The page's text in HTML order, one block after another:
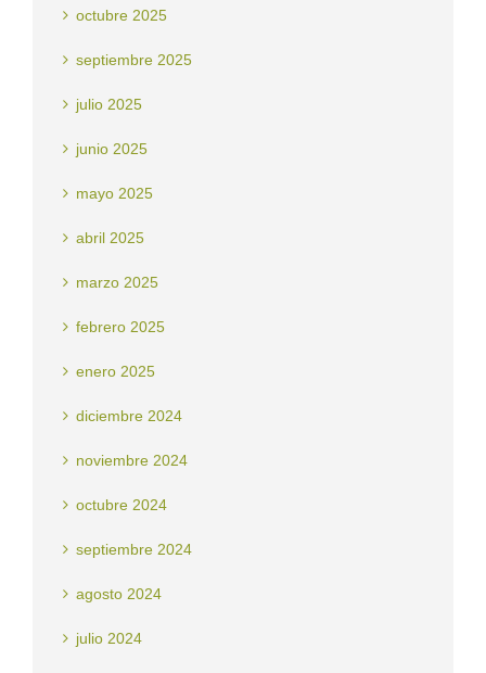
octubre 2025
septiembre 2025
julio 2025
junio 2025
mayo 2025
abril 2025
marzo 2025
febrero 2025
enero 2025
diciembre 2024
noviembre 2024
octubre 2024
septiembre 2024
agosto 2024
julio 2024